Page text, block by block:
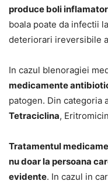
produce boli
boala poate da infectii
deteriorari ireversibile
In cazul blenoragiei
medicamente
patogen. Din categoria
Tetraciclina,
Tratamentul
nu doar la persoana
evidente. In cazul in